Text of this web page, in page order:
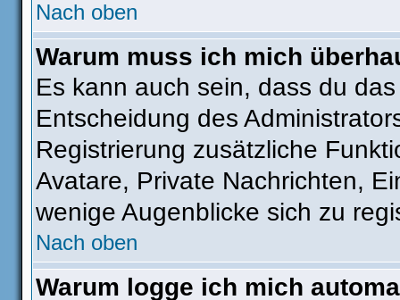
Nach oben
Warum muss ich mich
Es kann auch sein, dass du
Entscheidung des
Registrierung zusätzliche
Avatare, Private Nachrichten,
wenige Augenblicke sich zu
Nach oben
Warum logge ich mich